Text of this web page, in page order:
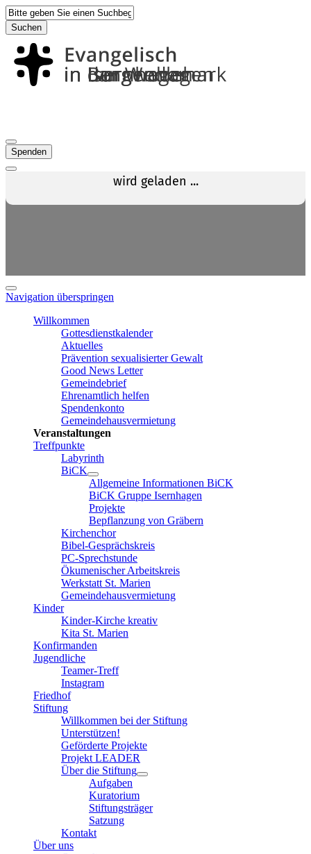
Suchen
Spenden
Navigation überspringen
Willkommen
Gottesdienstkalender
Aktuelles
Prävention sexualisierter Gewalt
Good News Letter
Gemeindebrief
Ehrenamtlich helfen
Spendenkonto
Gemeindehausvermietung
Veranstaltungen
Treffpunkte
Labyrinth
BiCK
Allgemeine Informationen BiCK
BiCK Gruppe Isernhagen
Projekte
Bepflanzung von Gräbern
Kirchenchor
Bibel-Gesprächskreis
PC-Sprechstunde
Ökumenischer Arbeitskreis
Werkstatt St. Marien
Gemeindehausvermietung
Kinder
Kinder-Kirche kreativ
Kita St. Marien
Konfirmanden
Jugendliche
Teamer-Treff
Instagram
Friedhof
Stiftung
Willkommen bei der Stiftung
Unterstützen!
Geförderte Projekte
Projekt LEADER
Über die Stiftung
Aufgaben
Kuratorium
Stiftungsträger
Satzung
Kontakt
Über uns